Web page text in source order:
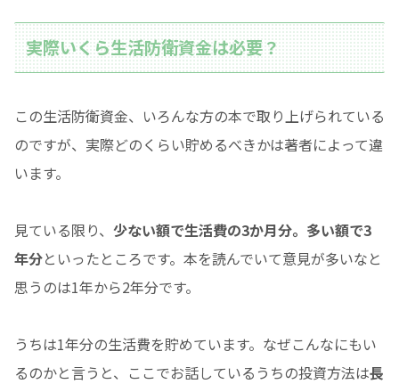
実際いくら生活防衛資金は必要？
この生活防衛資金、いろんな方の本で取り上げられている
のですが、実際どのくらい貯めるべきかは著者によって違
います。
見ている限り、 少ない額で生活費の3か月分。多い額で3
年分といったところです。本を読んでいて意見が多いなと
思うのは1年から2年分です。
うちは1年分の生活費を貯めています。なぜこんなにもい
るのかと言うと、ここでお話しているうちの投資方法は長